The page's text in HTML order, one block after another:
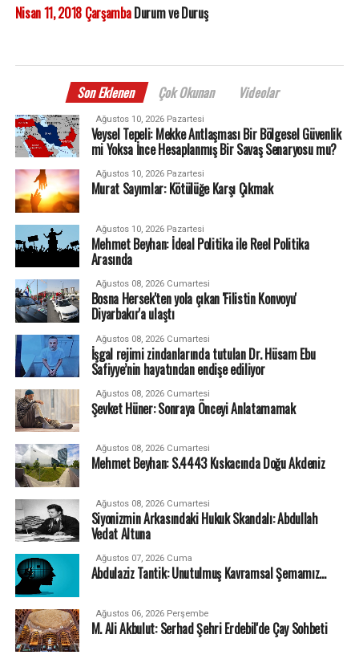
Nisan 11, 2018 ÇarşambaDurum ve Duruş
Son Eklenen Çok Okunan Videolar
Ağustos 10, 2026 Pazartesi
Veysel Tepeli: Mekke Antlaşması Bir Bölgesel Güvenlik
mi Yoksa İnce Hesaplanmış Bir Savaş Senaryosu mu?
Ağustos 10, 2026 Pazartesi
Murat Sayımlar: Kötülüğe Karşı Çıkmak
Ağustos 10, 2026 Pazartesi
Mehmet Beyhan: İdeal Politika ile Reel Politika
Arasında
Ağustos 08, 2026 Cumartesi
Bosna Hersek'ten yola çıkan 'Filistin Konvoyu'
Diyarbakır'a ulaştı
Ağustos 08, 2026 Cumartesi
İşgal rejimi zindanlarında tutulan Dr. Hüsam Ebu
Safiyye’nin hayatından endişe ediliyor
Ağustos 08, 2026 Cumartesi
Şevket Hüner: Sonraya Önceyi Anlatamamak
Ağustos 08, 2026 Cumartesi
Mehmet Beyhan: S.4443 Kıskacında Doğu Akdeniz
Ağustos 08, 2026 Cumartesi
Siyonizmin Arkasındaki Hukuk Skandalı: Abdullah
Vedat Altuna
Ağustos 07, 2026 Cuma
Abdulaziz Tantik: Unutulmuş Kavramsal Şemamız…
Ağustos 06, 2026 Perşembe
M. Ali Akbulut: Serhad Şehri Erdebil'de Çay Sohbeti